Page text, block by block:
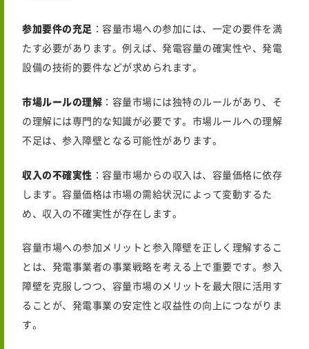
参加要件の充足 ：容量市場への参加には、一定の要件を満
たす必要があります。例えば、発電容量の確実性や、発電
設備の技術的要件などが求められます。
市場ルールの理解 ：容量市場には独特のルールがあり、そ
の理解には専門的な知識が必要です。市場ルールへの理解
不足は、参入障壁となる可能性があります。
収入の不確実性 ：容量市場からの収入は、容量価格に依存
します。容量価格は市場の需給状況によって変動するた
め、収入の不確実性が存在します。
容量市場への参加メリットと参入障壁を正しく理解するこ
とは、発電事業者の事業戦略を考える上で重要です。参入
障壁を克服しつつ、容量市場のメリットを最大限に活用す
ることが、発電事業の安定性と収益性の向上につながりま
す。